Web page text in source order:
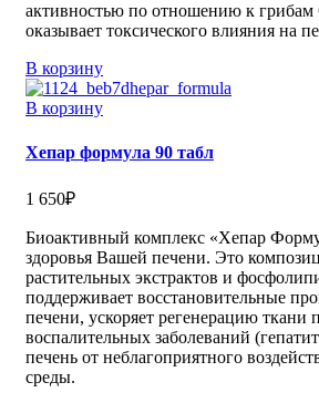
активностью по отношению к грибам
оказывает токсического влияния на
В корзину
В корзину
Хепар формула 90 табл
1 650₽
Биоактивный комплекс «Хепар
здоровья Вашей печени. Это
растительных экстрактов и
поддерживает восстановительные
печени, ускоряет регенерацию ткани
воспалительных заболеваний
печень от неблагоприятного
среды.